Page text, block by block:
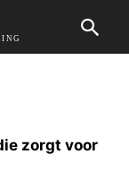
zorgt voor